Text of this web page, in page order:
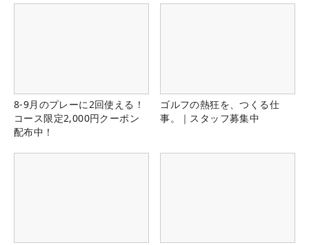
8-9月のプレーに2回使える！
コース限定2,000円クーポン
配布中！
ゴルフの熱狂を、つくる仕
事。｜スタッフ募集中